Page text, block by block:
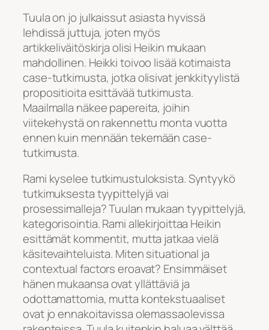
Tuula on jo julkaissut asiasta hyvissä
lehdissä juttuja, joten myös
artikkeliväitöskirja olisi Heikin mukaan
mahdollinen. Heikki toivoo lisää kotimaista
case-tutkimusta, jotka olisivat jenkkityylistä
propositioita esittävää tutkimusta.
Maailmalla näkee papereita, joihin
viitekehystä on rakennettu monta vuotta
ennen kuin mennään tekemään case-
tutkimusta.
Rami kyselee tutkimustuloksista. Syntyykö
tutkimuksesta tyypittelyjä vai
prosessimalleja? Tuulan mukaan tyypittelyjä,
kategorisointia. Rami allekirjoittaa Heikin
esittämät kommentit, mutta jatkaa vielä
käsitevaihteluista. Miten situational ja
contextual factors eroavat? Ensimmäiset
hänen mukaansa ovat yllättäviä ja
odottamattomia, mutta kontekstuaaliset
ovat jo ennakoitavissa olemassaolevissa